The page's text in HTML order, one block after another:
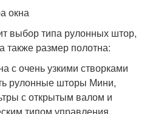
окна
выбор типа рулонных штор,
также размер полотна:
с очень узкими створками
рулонные шторы Мини,
с открытым валом и